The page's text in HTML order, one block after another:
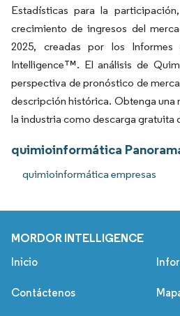
Estadísticas para la
crecimiento de ingresos del
2025, creadas por los
Intelligence™. El análisis de
perspectiva de pronóstico de
descripción histórica. Obtenga una
la industria como descarga gratuita
quimioinformática
quimioinformática empresas
MORDOR INTELLIGENCE
Inicio
Contáctenos